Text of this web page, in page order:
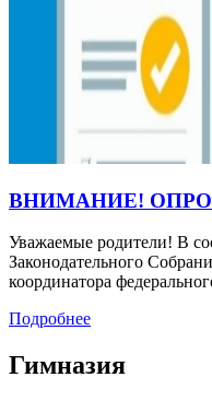
ВНИМАНИЕ!
Уважаемые родители! В
Законодательного
координатора
Подробнее
Гимназия